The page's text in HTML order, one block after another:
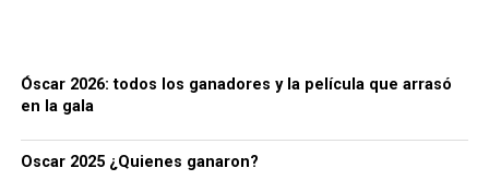
Óscar 2026: todos los ganadores y la película que arrasó
en la gala
Oscar 2025 ¿Quienes ganaron?